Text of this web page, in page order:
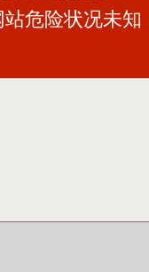
站危险状况未知